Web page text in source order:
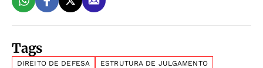
Tags
DIREITO DE DEFESA
ESTRUTURA DE JULGAMENTO